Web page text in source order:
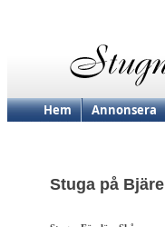
Hem Annonsera
Stuga på